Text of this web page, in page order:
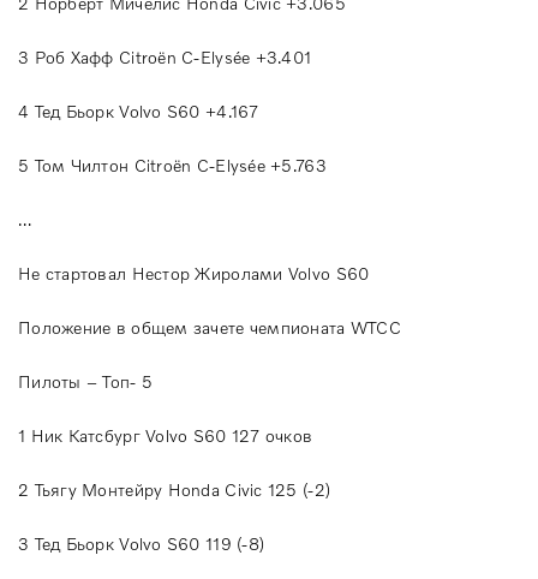
3 Роб Хафф Citroën C-Elysée +3.401
4 Тед Бьорк Volvo S60 +4.167
5 Том Чилтон Citroën C-Elysée +5.763
…
Не стартовал Нестор Жиролами Volvo S60
Положение в общем зачете чемпионата WTCC
Пилоты – Топ- 5
1 Ник Катсбург Volvo S60 127 очков
2 Тьягу Монтейру Honda Civic 125 (-2)
3 Тед Бьорк Volvo S60 119 (-8)